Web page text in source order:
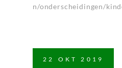
n/onderscheidingen/
22 OKT 2019